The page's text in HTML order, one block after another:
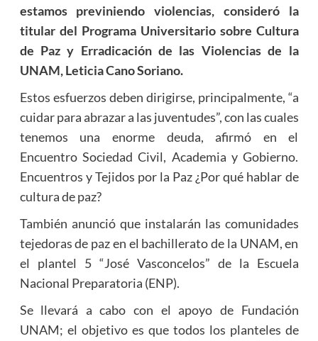
estamos previniendo violencias, consideró la
titular del Programa Universitario sobre Cultura
de Paz y Erradicación de las Violencias de la
UNAM, Leticia Cano Soriano.
Estos esfuerzos deben dirigirse, principalmente, “a
cuidar para abrazar a las juventudes”, con las cuales
tenemos una enorme deuda, afirmó en el
Encuentro Sociedad Civil, Academia y Gobierno.
Encuentros y Tejidos por la Paz ¿Por qué hablar de
cultura de paz?
También anunció que instalarán las comunidades
tejedoras de paz en el bachillerato de la UNAM, en
el plantel 5 “José Vasconcelos” de la Escuela
Nacional Preparatoria (ENP).
Se llevará a cabo con el apoyo de Fundación
UNAM; el objetivo es que todos los planteles de